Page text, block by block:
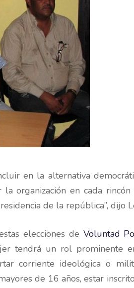
en la alternativa
organización en cada
de la república”, dijo
elecciones de Voluntad
tendrá un rol prominente
corriente ideológica o
de 16 años, estar